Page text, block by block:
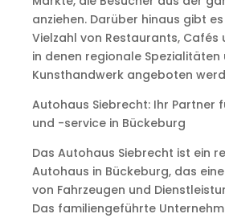
anziehen. Darüber hinaus gibt
Vielzahl von Restaurants, Cafés
in denen regionale Spezialitäten
Kunsthandwerk angeboten
Autohaus Siebrecht: Ihr Partner
und -service in Bückeburg
Das Autohaus Siebrecht ist ein
Autohaus in Bückeburg, das
von Fahrzeugen und
Das familiengeführte